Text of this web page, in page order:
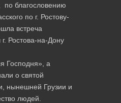
по благословению
по г. Ростову-
встреча
Ростова-на-Дону
Господня», а
о святой
нынешней Грузии и
людей.